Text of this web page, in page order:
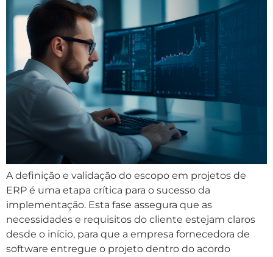
A definição e validação do escopo em projetos de
ERP é uma etapa crítica para o sucesso da
implementação. Esta fase assegura que as
necessidades e requisitos do cliente estejam claros
desde o início, para que a empresa fornecedora de
software entregue o projeto dentro do acordo